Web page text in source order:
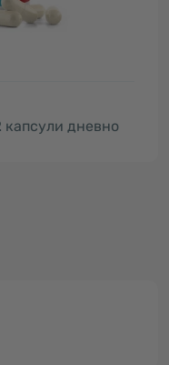
капсули дневно